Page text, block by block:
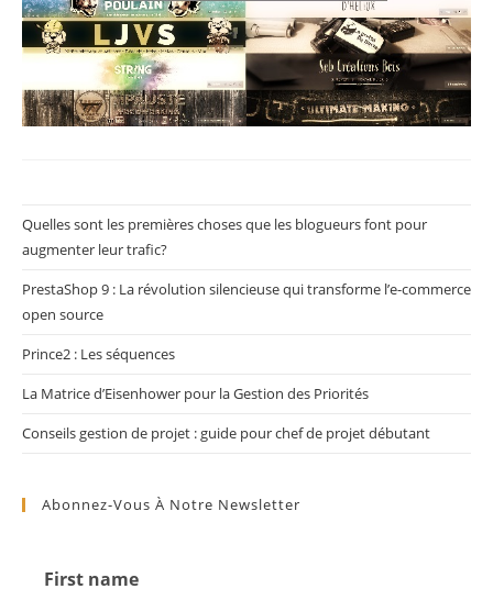
Quelles sont les premières choses que les blogueurs font pour
augmenter leur trafic?
PrestaShop 9 : La révolution silencieuse qui transforme l’e-commerce
open source
Prince2 : Les séquences
La Matrice d’Eisenhower pour la Gestion des Priorités
Conseils gestion de projet : guide pour chef de projet débutant
Abonnez-Vous À Notre Newsletter
First name